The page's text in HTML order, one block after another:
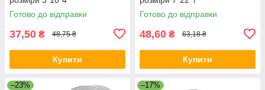
Готово до відправки
37,50 ₴ 48,75 ₴
Купити
Готово до відправки
48,60 ₴ 63,18 ₴
Купити
–23% –17%